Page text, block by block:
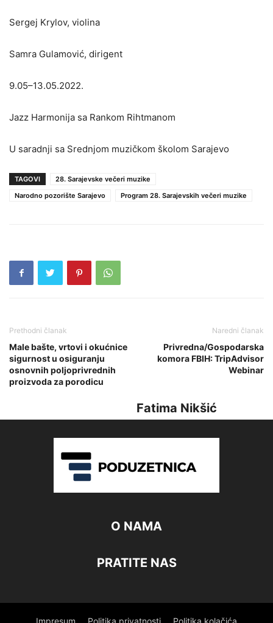
Sergej Krylov, violina
Samra Gulamović, dirigent
9.05–13.05.2022.
Jazz Harmonija sa Rankom Rihtmanom
U saradnji sa Srednjom muzičkom školom Sarajevo
TAGOVI
28. Sarajevske večeri muzike
Narodno pozorište Sarajevo
Program 28. Sarajevskih večeri muzike
Prethodni članak
Male bašte, vrtovi i okućnice
sigurnost u osiguranju
osnovnih poljoprivrednih
proizvoda za porodicu
Naredni članak
Privredna/Gospodarska
komora FBIH: TripAdvisor
Webinar
Fatima Nikšić
O NAMA
PRATITE NAS
Impresum Politika privatnosti Politika kolačića